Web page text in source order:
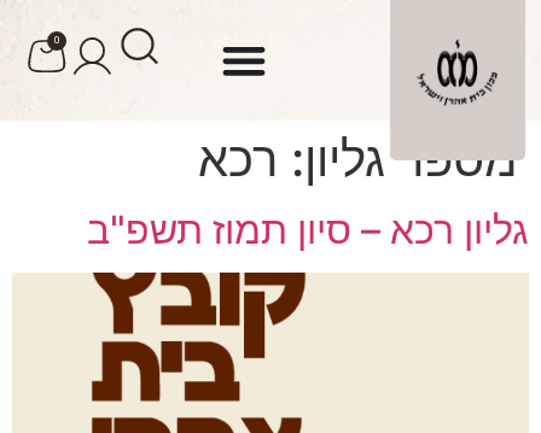
0
מספר גליון: רכא
גליון רכא – סיון תמוז תשפ"ב